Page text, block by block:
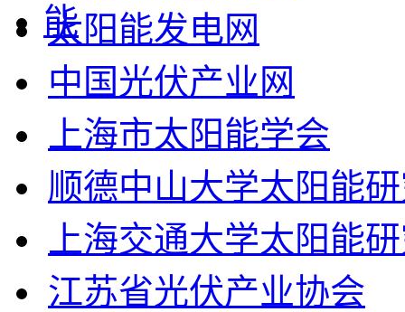
太阳能发电网
中国光伏产业网
上海市太阳能学会
顺德中山大学太阳能
上海交通大学太阳能
江苏省光伏产业协会